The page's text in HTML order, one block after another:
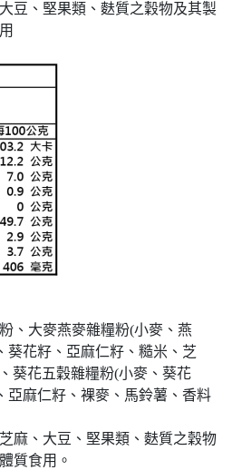
豆、堅果類、麩質之穀物及其製
、大麥燕麥雜糧粉(小麥、燕
葵花籽、亞麻仁籽、糙米、芝
葵花五穀雜糧粉(小麥、葵花
亞麻仁籽、裸麥、馬鈴薯、香料
麻、大豆、堅果類、麩質之穀物
質食用。